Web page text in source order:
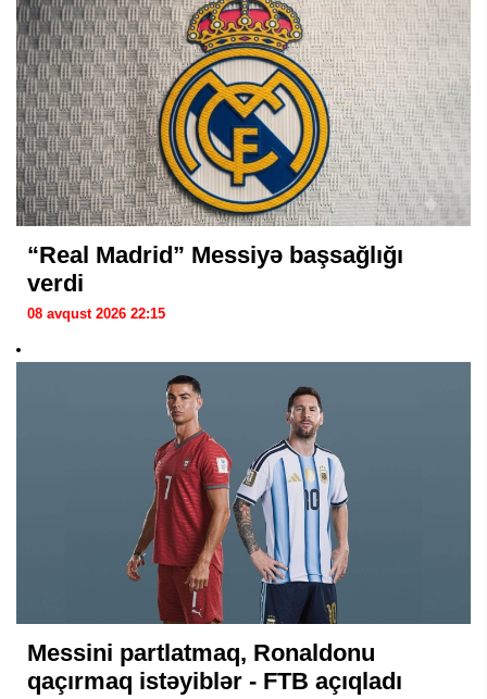
“Real Madrid” Messiyə başsağlığı
verdi
08 avqust 2026 22:15
Messini partlatmaq, Ronaldonu
qaçırmaq istəyiblər - FTB açıqladı